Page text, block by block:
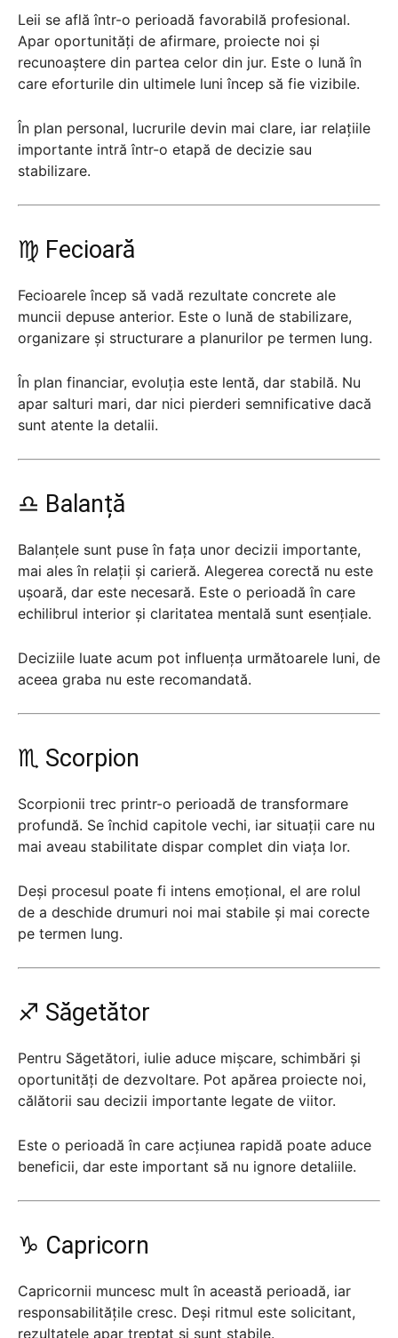
Leii se află într-o perioadă favorabilă profesional.
Apar oportunități de afirmare, proiecte noi și
recunoaștere din partea celor din jur. Este o lună în
care eforturile din ultimele luni încep să fie vizibile.
În plan personal, lucrurile devin mai clare, iar relațiile
importante intră într-o etapă de decizie sau
stabilizare.
♍ Fecioară
Fecioarele încep să vadă rezultate concrete ale
muncii depuse anterior. Este o lună de stabilizare,
organizare și structurare a planurilor pe termen lung.
În plan financiar, evoluția este lentă, dar stabilă. Nu
apar salturi mari, dar nici pierderi semnificative dacă
sunt atente la detalii.
♎ Balanță
Balanțele sunt puse în fața unor decizii importante,
mai ales în relații și carieră. Alegerea corectă nu este
ușoară, dar este necesară. Este o perioadă în care
echilibrul interior și claritatea mentală sunt esențiale.
Deciziile luate acum pot influența următoarele luni, de
aceea graba nu este recomandată.
♏ Scorpion
Scorpionii trec printr-o perioadă de transformare
profundă. Se închid capitole vechi, iar situații care nu
mai aveau stabilitate dispar complet din viața lor.
Deși procesul poate fi intens emoțional, el are rolul
de a deschide drumuri noi mai stabile și mai corecte
pe termen lung.
♐ Săgetător
Pentru Săgetători, iulie aduce mișcare, schimbări și
oportunități de dezvoltare. Pot apărea proiecte noi,
călătorii sau decizii importante legate de viitor.
Este o perioadă în care acțiunea rapidă poate aduce
beneficii, dar este important să nu ignore detaliile.
♑ Capricorn
Capricornii muncesc mult în această perioadă, iar
responsabilitățile cresc. Deși ritmul este solicitant,
rezultatele apar treptat și sunt stabile.